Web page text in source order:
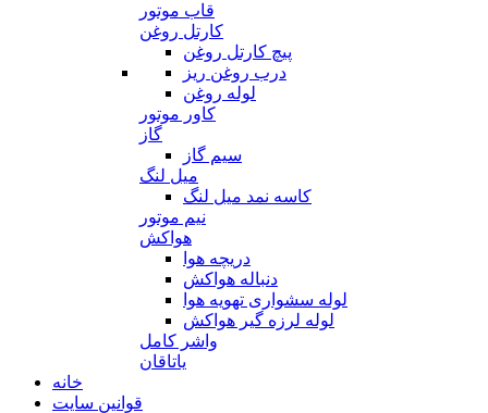
قاب موتور
کارتل روغن
پیچ کارتل روغن
درب روغن ریز
لوله روغن
کاور موتور
گاز
سیم گاز
میل لنگ
کاسه نمد میل لنگ
نیم موتور
هواکش
دریچه هوا
دنباله هواکش
لوله سشواری تهویه هوا
لوله لرزه گیر هواکش
واشر کامل
یاتاقان
خانه
قوانین سایت